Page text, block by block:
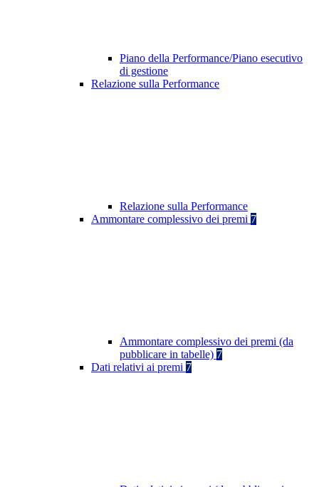
Piano della Performance/Piano esecutivo
di gestione
Relazione sulla Performance
Relazione sulla Performance
Ammontare complessivo dei premi 7
Ammontare complessivo dei premi (da
pubblicare in tabelle) 7
Dati relativi ai premi 7